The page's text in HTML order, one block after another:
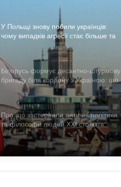
У Польщі знову побили українців:
чому випадків агресії стає більше та
що про це говорять експерти
Білорусь формує десантно-штурмову
бригаду біля кордону з Україною: що
доповів Ільюкевич
Про що застерігали античні політики
та філософи людей XXI століття:
уроки для нашого покоління